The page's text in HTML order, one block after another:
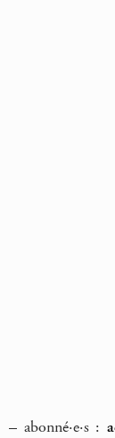
– abonné·e·s :